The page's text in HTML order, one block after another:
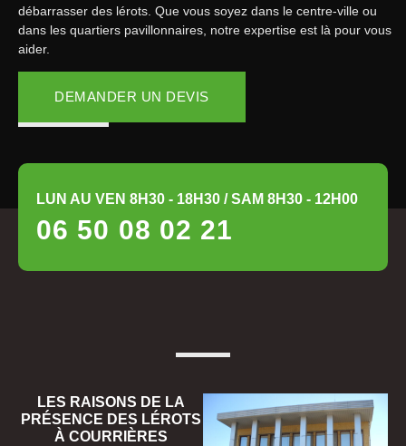
débarrasser des lérots. Que vous soyez dans le centre-ville ou
dans les quartiers pavillonnaires, notre expertise est là pour vous
aider.
DEMANDER UN DEVIS
LUN AU VEN 8H30 - 18H30 / SAM 8H30 - 12H00
06 50 08 02 21
LES RAISONS DE LA
PRÉSENCE DES LÉROTS
À COURRIÈRES